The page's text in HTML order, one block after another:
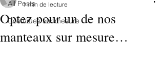
All Posts
Costumes sur mesure
Optez pour un de nos
manteaux sur mesure…
1 min de lecture